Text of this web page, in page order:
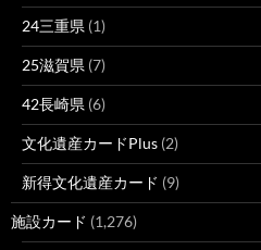
24三重県 (1)
25滋賀県 (7)
42長崎県 (6)
文化遺産カードPlus (2)
新得文化遺産カード (9)
施設カード (1,276)